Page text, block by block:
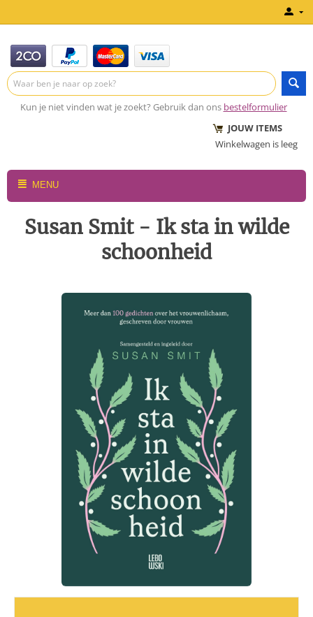
Kun je niet vinden wat je zoekt? Gebruik dan ons bestelformulier
JOUW ITEMS
Winkelwagen is leeg
MENU
Susan Smit - Ik sta in wilde
schoonheid